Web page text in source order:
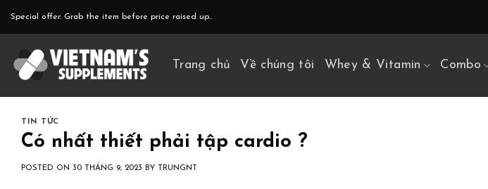
Special offer. Grab the item before price raised up..
Trang chủ Về chúng tôi Whey & Vitamin Combo
TIN TỨC
Có nhất thiết phải tập cardio ?
POSTED ON 30 THÁNG 9, 2023 BY TRUNGNT